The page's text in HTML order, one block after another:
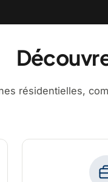
résidentielles,